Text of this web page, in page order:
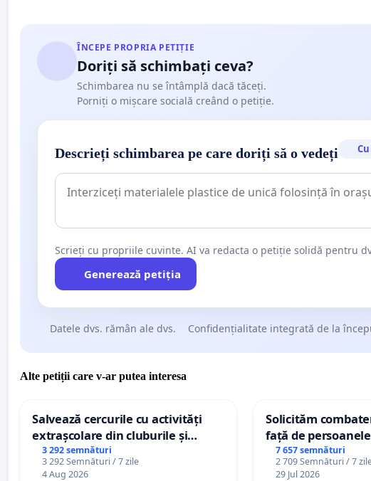
ÎNCEPE PROPRIA PETIȚIE
Doriți să schimbați ceva?
Schimbarea nu se întâmplă dacă tăceți.
Porniți o mișcare socială creând o petiție.
Descrieți schimbarea pe care doriți să o vedeți
Scrieți cu propriile cuvinte. AI va redacta o petiție solidă pentru
Generează petiția
Datele dvs. rămân ale dvs. Confidențialitate integrată de la
Alte petiții care v-ar putea interesa
Salvează cercurile cu activități
extrașcolare din cluburile și
palatele copiilor
3 292 semnături
3 292 Semnături / 7 zile
4 Aug 2026
Solicităm
față de
7 657 semnături
2 709 Semnături / 7
29 Jul 2026